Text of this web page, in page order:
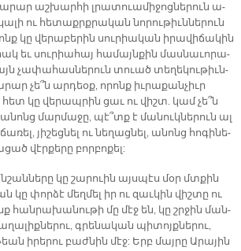
ա­րար աշ­խար­հի լրա­տուա­մի­ջոց­նե­րուն ա­
ու հե­տաքրք­րա­կան նո­րու­թիւն­նե­րուն
կը վե­րա­բե­րին սու­րիա­կան ի­րա­վի­ճա­կին
եւ սու­րիա­հայ հա­մայն­քին մաս­նա­ւո­րա­
չա­փա­հաս­նե­րուն տուած տե­ղե­կու­թիւն­
չե՞ն ար­դեօք, ո­րոնք իւ­րա­քան­չիւր
կը վե­րապ­րին ցաւ ու վիշտ. կամ չե՞ն
մար­մա­ջը, պէ՞տք է մա­նուկ­նե­րուն ալ
յի­շեց­նել ու նե­ղաց­նել, ա­նոնց հո­գի­նե­
վէր­քե­րը բոր­բո­քել:
կը շա­րուին այս­պէս մօր մտքին
կը փոր­ձէ մեղ­մել իր ու զաւ­կին վիշ­տը ու
հան­րա­խա­նու­թի մը մէջ են, կը շրջին ման­
գրե­նա­կան պի­տոյք­նե­րու,
ի­րե­րու բաժ­նին մէջ: Երբ մայ­րը Ա­րա­յին